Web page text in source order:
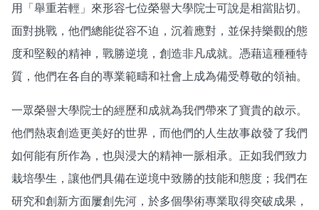
用「舉重若輕」來形容七位榮譽大學院士可說是相當貼切。
面對挑戰，他們總能從容不迫，沉着應對，並保持樂觀的態
度和堅毅的精神，戰勝逆境，創造非凡成就。憑藉這種種特
質，他們在各自的專業範疇和社會上成為備受尊敬的領袖。
一眾榮譽大學院士的經歷和成就為我們帶來了寶貴的啟示。
他們熱衷創造更美好的世界，而他們的人生故事啟發了我們
如何能有所作為，也與浸大的精神一脈相承。正如我們致力
栽培學生，讓他們具備在逆境中致勝的技能和態度；我們在
研究和創新方面屢創先河，於多個學術專業取得突破成果，